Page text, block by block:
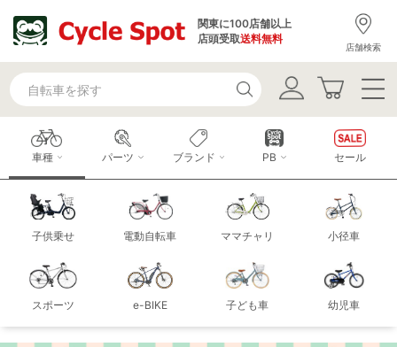
関東に100店舗以上
店頭受取送料無料
店舗検索
車種
子供乗せ 電動自転車 ママチャリ 小径車
スポーツ e-BIKE 子ども車 幼児車
パーツ ブランド PB セール